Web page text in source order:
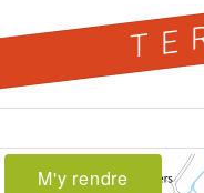
M'y rendre